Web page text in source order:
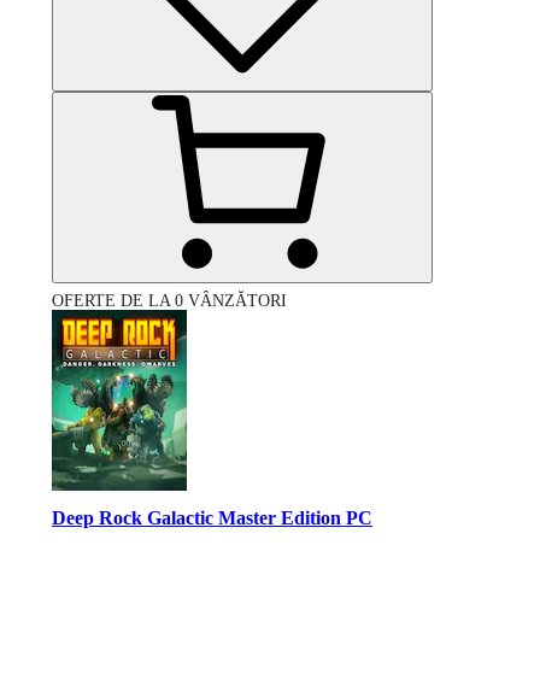
OFERTE DE LA 0 VÂNZĂTORI
Deep Rock Galactic Master Edition PC